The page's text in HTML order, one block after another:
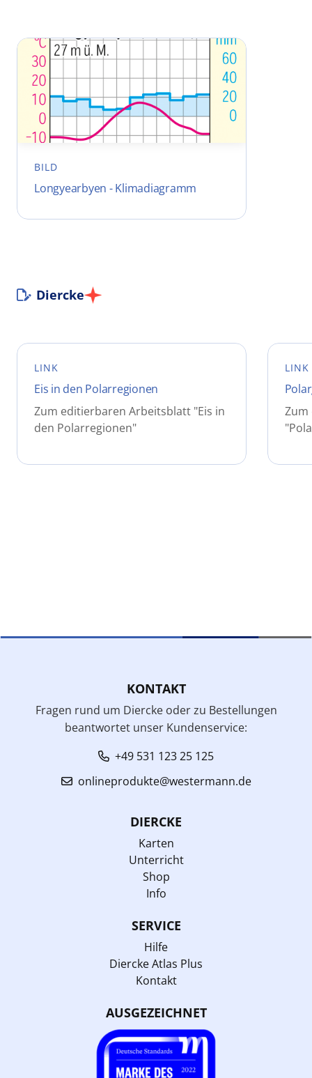
BILD
Longyearbyen - Klimadiagramm
Diercke
LINK
Eis in den Polarregionen
Zum editierbaren Arbeitsblatt "Eis in
den Polarregionen"
LINK
KONTAKT
Fragen rund um Diercke oder zu Bestellungen
beantwortet unser Kundenservice:
+49 531 123 25 125
onlineprodukte@westermann.de
DIERCKE
Karten
Unterricht
Shop
Info
SERVICE
Hilfe
Diercke Atlas Plus
Kontakt
AUSGEZEICHNET